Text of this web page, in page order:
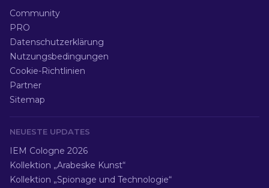
Community
PRO
Datenschutzerklärung
Nutzungsbedingungen
Cookie-Richtlinien
Partner
Sitemap
NEUESTE UPDATES
IEM Cologne 2026
Kollektion „Arabeske Kunst“
Kollektion „Spionage und Technologie“